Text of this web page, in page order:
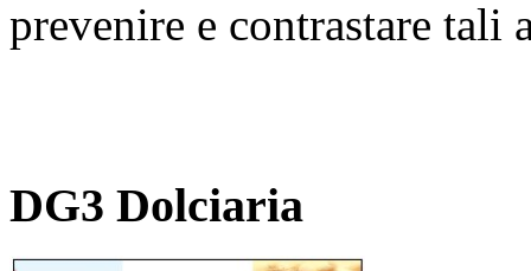
prevenire e contrastare tali
DG3 Dolciaria